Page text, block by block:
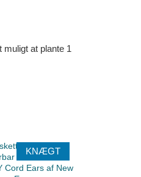
at plante 1
KNÆGT